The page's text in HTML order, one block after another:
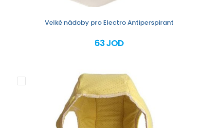
Velké nádoby pro Electro Antiperspirant
63 JOD